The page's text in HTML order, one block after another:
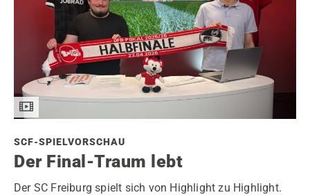
SCF-SPIELVORSCHAU
Der Final-Traum lebt
Der SC Freiburg spielt sich von Highlight zu Highlight.